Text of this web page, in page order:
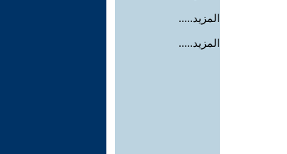
المزيد.....
المزيد.....